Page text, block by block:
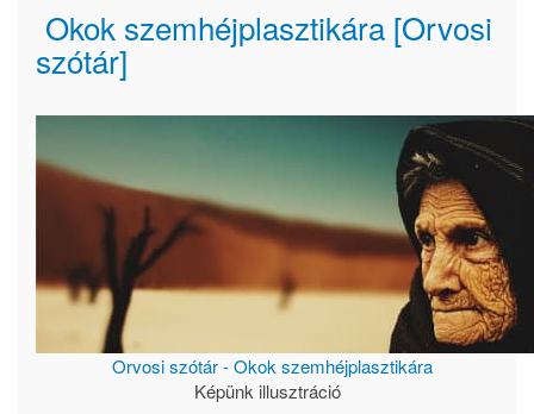
Okok szemhéjplasztikára [Orvosi
szótár]
Orvosi szótár - Okok szemhéjplasztikára
Képünk illusztráció